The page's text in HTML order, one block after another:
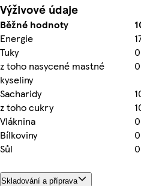
Výživové údaje
Běžné hodnoty
Energie
Tuky
z toho nasycené mastné
kyseliny
Sacharidy
z toho cukry
Vláknina
Bílkoviny
Sůl
Skladování a příprava